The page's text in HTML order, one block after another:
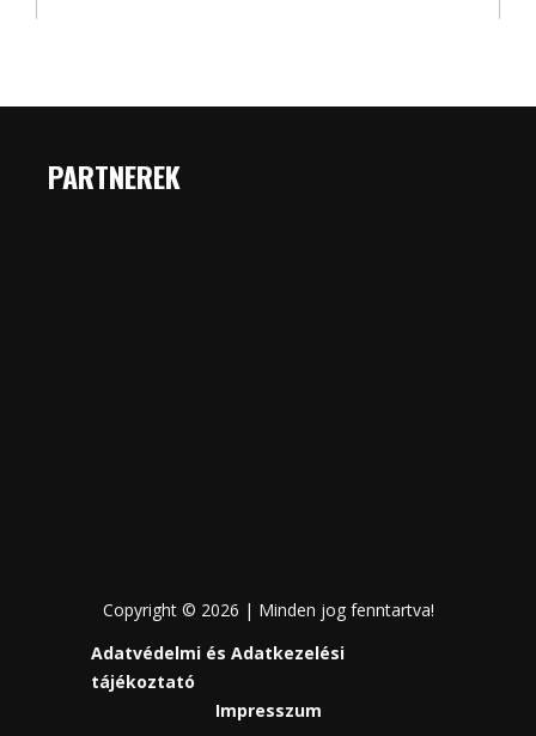
PARTNEREK
Copyright © 2026 | Minden jog fenntartva!
Adatvédelmi és Adatkezelési
tájékoztató
Impresszum